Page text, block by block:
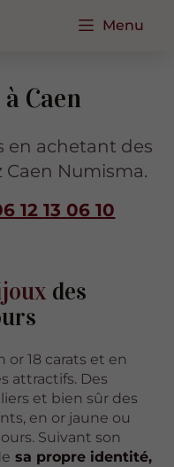
Menu
Caen
en achetant des
Caen Numisma.
12 13 06 10
des
or 18 carats et en
attractifs. Des
et bien sûr des
en or jaune ou
Suivant son
sa propre identité,